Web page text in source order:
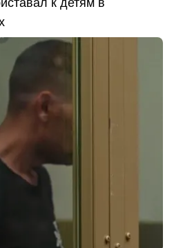
к детям в